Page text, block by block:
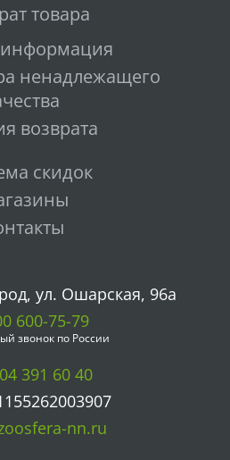
товара
ненадлежащего
возврата
скидок
ул. Ошарская, 96а
600-75-79
звонок по России
391 60 40
nn.ru